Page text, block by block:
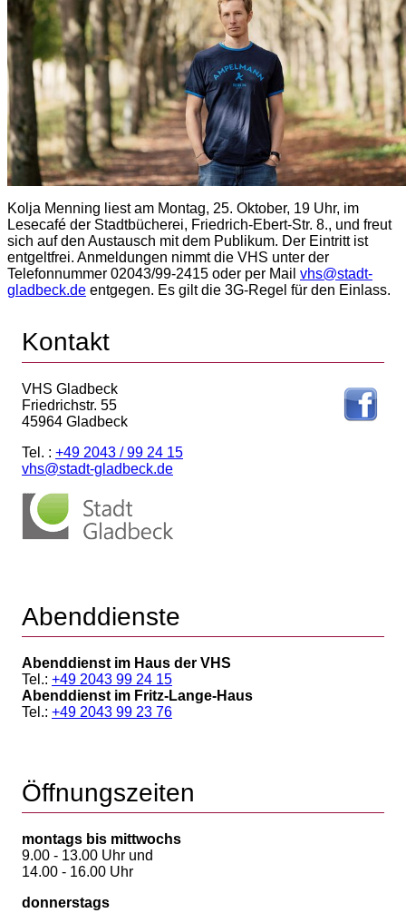
Kolja Menning liest am Montag, 25. Oktober, 19 Uhr, im
Lesecafé der Stadtbücherei, Friedrich-Ebert-Str. 8., und freut
sich auf den Austausch mit dem Publikum. Der Eintritt ist
entgeltfrei. Anmeldungen nimmt die VHS unter der
Telefonnummer 02043/99-2415 oder per Mail vhs@stadt-
gladbeck.de entgegen. Es gilt die 3G-Regel für den Einlass.
Kontakt
VHS Gladbeck
Friedrichstr. 55
45964 Gladbeck
Tel. : +49 2043 / 99 24 15
vhs@stadt-gladbeck.de
Abenddienste
Abenddienst im Haus der VHS
Tel.: +49 2043 99 24 15
Abenddienst im Fritz-Lange-Haus
Tel.: +49 2043 99 23 76
Öffnungszeiten
montags bis mittwochs
9.00 - 13.00 Uhr und
14.00 - 16.00 Uhr
donnerstags